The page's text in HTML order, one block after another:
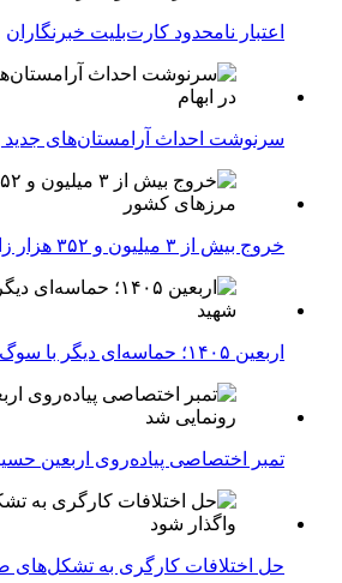
اعتبار نامحدود کارت‌بلیت خبرنگاران
سرنوشت احداث آرامستان‌های جدید
خروج بیش از ۳ میلیون و ۳۵۲ هزار زائر از مرزهای کشور
اربعین ۱۴۰۵؛ حماسه‌ای دیگر با سوگ رهبر شهید
تمبر اختصاصی پیاده‌روی اربعین
حل اختلافات کارگری به تشکل‌های